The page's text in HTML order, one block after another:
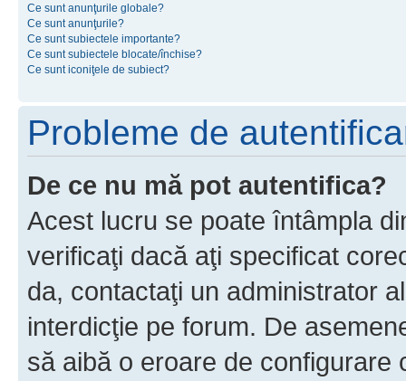
Ce sunt anunţurile globale?
Ce sunt anunţurile?
Ce sunt subiectele importante?
Ce sunt subiectele blocate/închise?
Ce sunt iconiţele de subiect?
Probleme de
De ce nu mă pot autentifica?
Acest lucru se poate întâmpla
verificaţi dacă aţi specificat
da, contactaţi un administrator
interdicţie pe forum. De
să aibă o eroare de configurare